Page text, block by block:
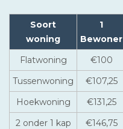
Soort
woning
1
Bewoner
Flatwoning
€100
Tussenwoning
€107,25
Hoekwoning
€131,25
2 onder 1 kap
€146,75